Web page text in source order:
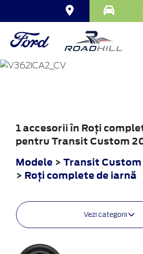
TRANSIT
CUSTOM
1 accesorii în Roţi
pentru Transit Custom
Modele > Transit
> Roţi complete de iarnă
Vezi categorii